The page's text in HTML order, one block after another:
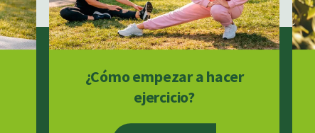
¿Cómo empezar a hacer
ejercicio?